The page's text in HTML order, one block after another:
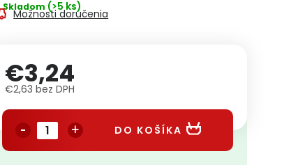
Skladom (>5 ks)
Možnosti doručenia
€3,24
€2,63 bez DPH
DO KOŠÍKA